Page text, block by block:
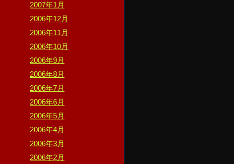
2007年1月
2006年12月
2006年11月
2006年10月
2006年9月
2006年8月
2006年7月
2006年6月
2006年5月
2006年4月
2006年3月
2006年2月